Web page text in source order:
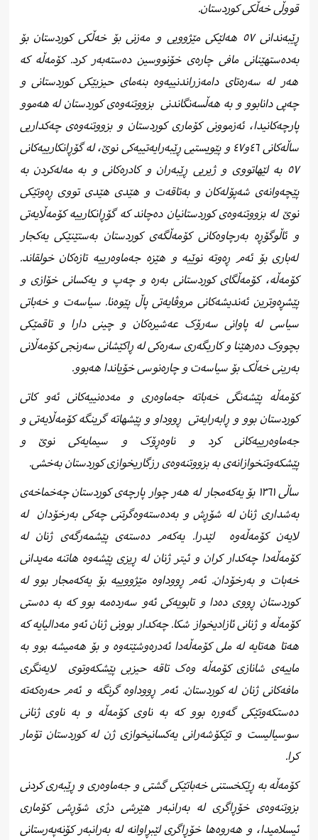
قووڵی خەڵکی کوردستان.
ڕێبەندانی ٥۷ هەلێکی مێژوویی و مەزنی بۆ خەڵکی کوردستان بۆ
بەدەستهێنانی مافی چارەی خۆنووسین دەستەبەر کرد. کۆمەڵە کە
هەر لە سەرەتای دامەزراندنییەوە بنەمای حیزبێکی کوردستانی و
چەپی دانابوو و بە هەڵسەنگاندنی بزووتنەوەی کوردستان لە هەموو
پارچەکانیدا، ئەزموونی کۆماری کوردستان و بزووتنەوەی چەکداریی
ساڵەکانی ٤٦و٤٧ و پێویستیی ڕێبەرایەتییەکی نوێ، لە گۆڕانکارییەکانی
٥٧ بە لێهاتووی و ژیریی ڕێبەران و کادرەکانی و بە مەلەکردن بە
پێچەوانەی شەپۆلەکان و بەتاقەت و هێدی هێدی تووی ڕەوتێکی
نوێ لە بزووتنەوەی کوردستانیان دەچاند کە گۆڕانکارییە کۆمەڵایەتی
و ئاڵوگۆڕە بەرچاوەکانی کۆمەڵگەی کوردستان بەستێنێکی یەکجار
لەباری بۆ ئەم ڕەوتە نوێیە و هێزە جەماوەرییە تازەکان خولقاند.
کۆمەڵە، کۆمەڵگای کوردستانی بەرە و چەپ و یەکسانی خۆازی و
پێشڕەوترین ئەندیشەکانی مروڤایەتی پاڵ پێوەنا. سیاسەت و خەباتی
سیاسی له پاوانی سەرۆک عەشیرەکان و چینی دارا و تاقمێکی
بچووک دەرهێنا و کاریگەری سەرەکی لە ڕاکێشانی سەرنجی کۆمەڵانی
بەرینی خەڵک بۆ سیاسەت و چارەنوسی خۆیاندا هەبوو.
کۆمەڵە پێشەنگی خەباتە جەماوەری و مەدەنییەکانی ئەو کاتی
کوردستان بوو و ڕابەرایەتی ڕووداو و پێشهاتە گرینگە کۆمەڵایەتی و
جەماوەرییەکانی کرد و ناوەڕۆک و سیمایەکی نوێ و
پێشکەوتنخوازانەی بە بزووتنەوەی رزگاریخوازی کوردستان بەخشی.
ساڵی ١٣٦١ بۆ یەكەمجار لە هەر چوار پارچەی كوردستان چەخماخەی
بەشداری ژنان لە شۆڕش و بەدەستەوەگرتنی چەکی بەرخۆدان لە
لایەن کۆمەڵەوە لێدرا. یەكەم دەستەی پێشمەرگەی ژنان لە
كۆمەڵەدا چەكدار کران و ئیتر ژنان لە ڕیزی پێشەوە هاتنە مەیدانی
خەبات و بەرخۆدان. ئەم ڕووداوە مێژووییە بۆ یەكەمجار بوو لە
كوردستان ڕووی دەدا و تابویەكی ئەو سەردەمە بوو كە بە دەستی
كۆمەڵە و ژنانی ئازادیخواز شكا. چەكدار بوونی ژنان ئەو مەدالیایە كە
هەتا هەتایە لە ملی كۆمەڵەدا ئەدرەوشێتەوە و بۆ هەمیشە بوو بە
ماییەی شانازی کۆمەڵە وەک تاقە حیزبی پێشکەوتوی لایەنگری
مافەکانی ژنان لە کوردستان. ئەم ڕووداوە گرنگە و ئەم حەرەکەتە
ده‌ستكه‌وتێكی گه‌وره‌ بوو كه‌ به‌ ناوی كۆمه‌ڵه‌‌ و به‌ ناوی ژنانی
سوسیالیست و تێكۆشه‌رانی یەکسانیخوازی ژن له‌ كوردستان تۆمار
كرا.
کۆمەڵە بە ڕێکخستنی خەباتێکی گشتی و جەماوەری و ڕێبەری کردنی
بزوتنەوەی خۆڕاگری لە بەرانبەر هێرشی دژی شۆڕشی کۆماری
ئیسلامیدا، و هەروەها خۆڕاگری لێبڕاوانە لە بەرانبەر کۆنەپەرستانی